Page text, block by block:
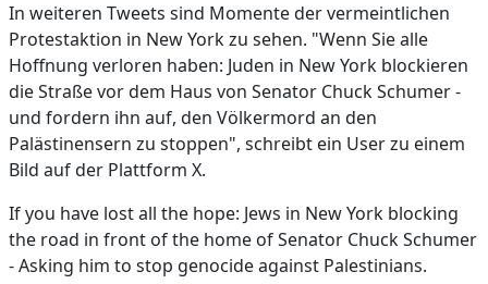
In weiteren Tweets sind Momente der vermeintlichen
Protestaktion in New York zu sehen. "Wenn Sie alle
Hoffnung verloren haben: Juden in New York blockieren
die Straße vor dem Haus von Senator Chuck Schumer -
und fordern ihn auf, den Völkermord an den
Palästinensern zu stoppen", schreibt ein User zu einem
Bild auf der Plattform X.
If you have lost all the hope: Jews in New York blocking
the road in front of the home of Senator Chuck Schumer
- Asking him to stop genocide against Palestinians.